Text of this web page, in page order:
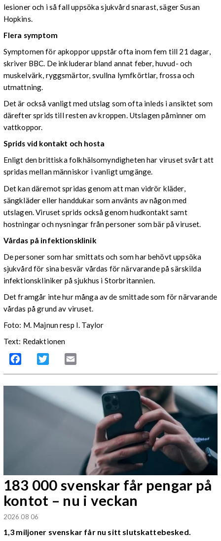
lesioner och i så fall uppsöka sjukvård snarast, säger Susan
Hopkins.
Flera symptom
Symptomen för apkoppor uppstår ofta inom fem till 21 dagar,
skriver BBC. De inkluderar bland annat feber, huvud- och
muskelvärk, ryggsmärtor, svullna lymfkörtlar, frossa och
utmattning.
Det är också vanligt med utslag som ofta inleds i ansiktet som
därefter sprids till resten av kroppen. Utslagen påminner om
vattkoppor.
Sprids vid kontakt och hosta
Enligt den brittiska folkhälsomyndigheten har viruset svårt att
spridas mellan människor i vanligt umgänge.
Det kan däremot spridas genom att man vidrör kläder,
sängkläder eller handdukar som använts av någon med
utslagen. Viruset sprids också genom hudkontakt samt
hostningar och nysningar från personer som bär på viruset.
Vårdas på infektionsklinik
De personer som har smittats och som har behövt uppsöka
sjukvård för sina besvär vårdas för närvarande på särskilda
infektionskliniker på sjukhus i Storbritannien.
Det framgår inte hur många av de smittade som för närvarande
vårdas på grund av viruset.
Foto: M. Majnun resp I. Taylor
Text: Redaktionen
Facebook Twitter
183 000 svenskar får pengar på
kontot – nu i veckan
2026 08 06
1,3 miljoner svenskar får nu sitt slutskattebesked.